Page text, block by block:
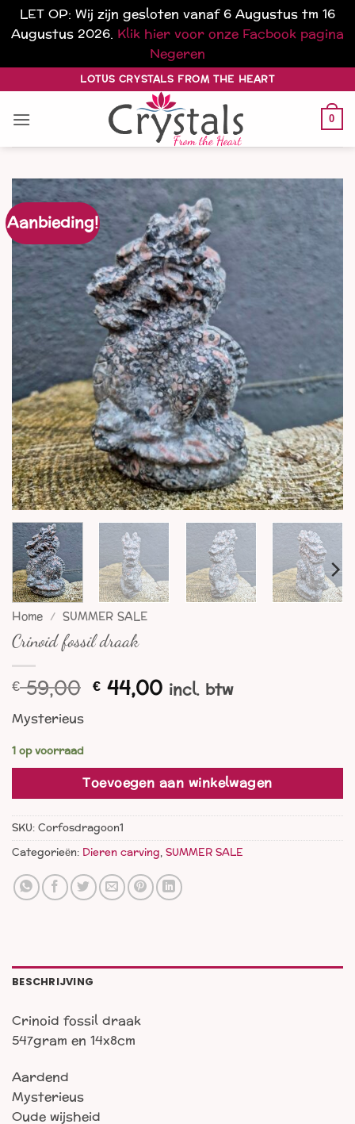
LET OP: Wij zijn gesloten vanaf 6 Augustus tm 16
Augustus 2026. Klik hier voor onze Facbook pagina
Negeren
naar
inhoud
LOTUS CRYSTALS FROM THE HEART
0
Aanbieding!
Home / SUMMER SALE
Crinoid fossil draak
€59,00 Oorspronkelijke
prijs
€ 44,00Huidige
prijs
incl. btw
Mysterieus
1 op voorraad
Toevoegen aan winkelwagen
SKU:Corfosdragoon1
Categorieën: Dieren carving,SUMMER SALE
BESCHRIJVING
Crinoid fossil draak
547gram en 14x8cm
Aardend
Mysterieus
Oude wijsheid